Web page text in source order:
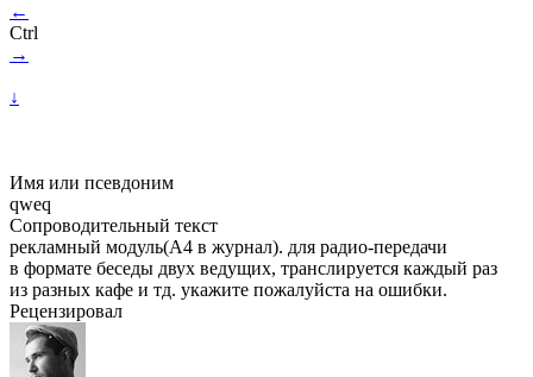
←
Ctrl
→
↓
Имя или псевдоним
qweq
Сопроводительный текст
рекламный модуль(А4 в журнал). для радио-передачи
в формате беседы двух ведущих, транслируется каждый раз
из разных кафе и тд. укажите пожалуйста на ошибки.
Рецензировал